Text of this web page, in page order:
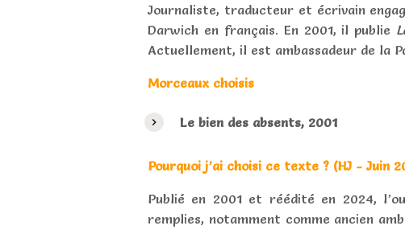
Journaliste, traducteur et écrivain
Darwich en français. En 2001, il publie
Actuellement, il est ambassadeur de la
Morceaux choisis
Le bien des absents, 2001
Pourquoi j’ai choisi ce texte ? (HJ - Juin
Publié en 2001 et réédité en 2024,
remplies, notamment comme ancien